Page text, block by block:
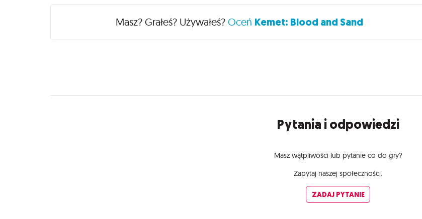
Recenzje
Masz? Grałeś? Używałeś?Oceń Kemet: Blood and Sand
Pytania i odpowiedzi
Masz wątpliwości lub pytanie co do gry?
Zapytaj naszej społeczności.
ZADAJ PYTANIE